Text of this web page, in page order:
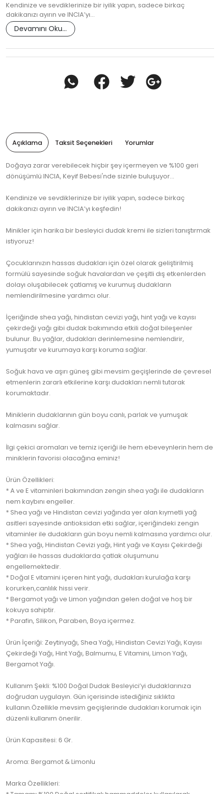
Kendinize ve sevdiklerinize bir iyilik yapın, sadece birkaç
dakikanızı ayırın ve INCIA’yı…
Devamını Oku...
Açıklama Taksit Seçenekleri Yorumlar
Doğaya zarar verebilecek hiçbir şey içermeyen ve %100 geri
dönüşümlü INCIA, Keyif Bebesi'nde sizinle buluşuyor...
Kendinize ve sevdiklerinize bir iyilik yapın, sadece birkaç
dakikanızı ayırın ve INCIA’yı keşfedin!
Minikler için harika bir besleyici dudak kremi ile sizleri tanıştırmak
istiyoruz!
Çocuklarınızın hassas dudakları için özel olarak geliştirilmiş
formülü sayesinde soğuk havalardan ve çeşitli dış etkenlerden
dolayı oluşabilecek çatlamış ve kurumuş dudakların
nemlendirilmesine yardımcı olur.
İçeriğinde shea yağı, hindistan cevizi yağı, hint yağı ve kayısı
çekirdeği yağı gibi dudak bakımında etkili doğal bileşenler
bulunur. Bu yağlar, dudakları derinlemesine nemlendirir,
yumuşatır ve kurumaya karşı koruma sağlar.
Soğuk hava ve aşırı güneş gibi mevsim geçişlerinde de çevresel
etmenlerin zararlı etkilerine karşı dudakları nemli tutarak
korumaktadır.
Miniklerin dudaklarının gün boyu canlı, parlak ve yumuşak
kalmasını sağlar.
İlgi çekici aromaları ve temiz içeriği ile hem ebeveynlerin hem de
miniklerin favorisi olacağına eminiz!
Ürün Özellikleri:
* A ve E vitaminleri bakımından zengin shea yağı ile dudakların
nem kaybını engeller.
* Shea yağı ve Hindistan cevizi yağında yer alan kıymetli yağ
asitleri sayesinde antioksidan etki sağlar, içeriğindeki zengin
vitaminler ile dudakların gün boyu nemli kalmasına yardımcı olur.
* Shea yağı, Hindistan Cevizi yağı, Hint yağı ve Kayısı Çekirdeği
yağları ile hassas dudaklarda çatlak oluşumunu
engellemektedir.
* Doğal E vitamini içeren hint yağı, dudakları kurulağa karşı
korurken,canlılık hissi verir.
* Bergamot yağı ve Limon yağından gelen doğal ve hoş bir
kokuya sahiptir.
* Parafin, Silikon, Paraben, Boya içermez.
Ürün İçeriği: Zeytinyağı, Shea Yağı, Hindistan Cevizi Yağı, Kayısı
Çekirdeği Yağı, Hint Yağı, Balmumu, E Vitamini, Limon Yağı,
Bergamot Yağı.
Kullanım Şekli: %100 Doğal Dudak Besleyici’yi dudaklarınıza
doğrudan uygulayın. Gün içerisinde istediğiniz sıklıkta
kullanın.Özellikle mevsim geçişlerinde dudakları korumak için
düzenli kullanım önerilir.
Ürün Kapasitesi: 6 Gr.
Aroma: Bergamot & Limonlu
Marka Özellikleri: